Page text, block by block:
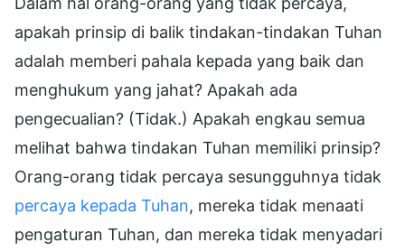
apakah prinsip di balik tindakan-tindakan Tuhan
adalah memberi pahala kepada yang baik dan
menghukum yang jahat? Apakah ada
pengecualian? (Tidak.) Apakah engkau semua
melihat bahwa tindakan Tuhan memiliki prinsip?
Orang-orang tidak percaya sesungguhnya tidak
percaya kepada Tuhan, mereka tidak menaati
pengaturan Tuhan, dan mereka tidak menyadari